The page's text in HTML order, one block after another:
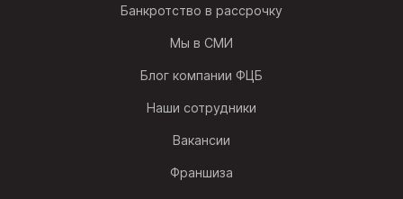
Банкротство в рассрочку
Мы в СМИ
Блог компании ФЦБ
Наши сотрудники
Вакансии
Франшиза